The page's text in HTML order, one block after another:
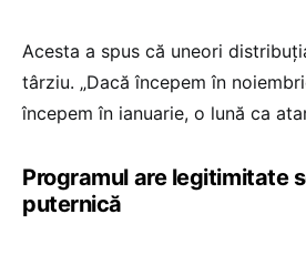
Acesta a spus că uneori
târziu. „Dacă începem în
începem în ianuarie, o lună ca
Programul are legitimitate
puternică